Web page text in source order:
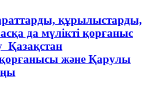
құрылыстарды,
да мүлікті қорғаныс
Қазақстан
және Қарулы